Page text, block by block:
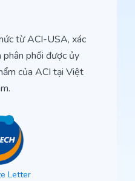
từ ACI-USA, xác
phân phối được ủy
của ACI tại Việt
Letter